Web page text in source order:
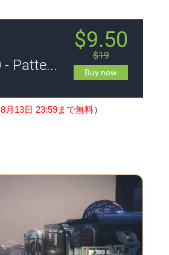
8月13日 23:59まで無料）